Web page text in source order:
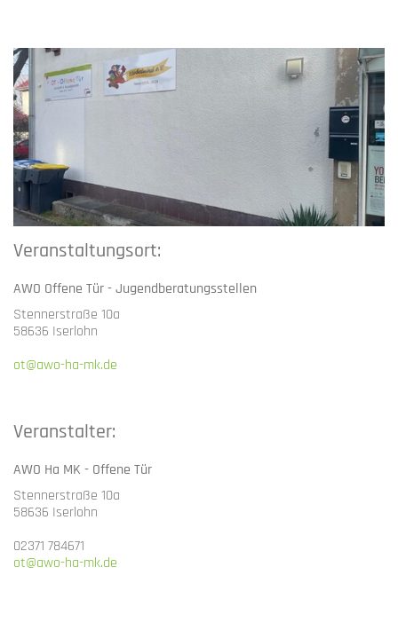
Veranstaltungsort:
AWO Offene Tür - Jugendberatungsstellen
Stennerstraße 10a
58636 Iserlohn
ot@awo-ha-mk.de
Veranstalter:
AWO Ha MK - Offene Tür
Stennerstraße 10a
58636 Iserlohn
02371 784671
ot@awo-ha-mk.de